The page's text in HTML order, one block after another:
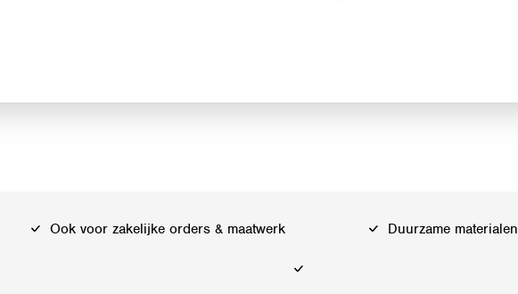
Ook voor zakelijke orders & maatwerk Duurzame materialen